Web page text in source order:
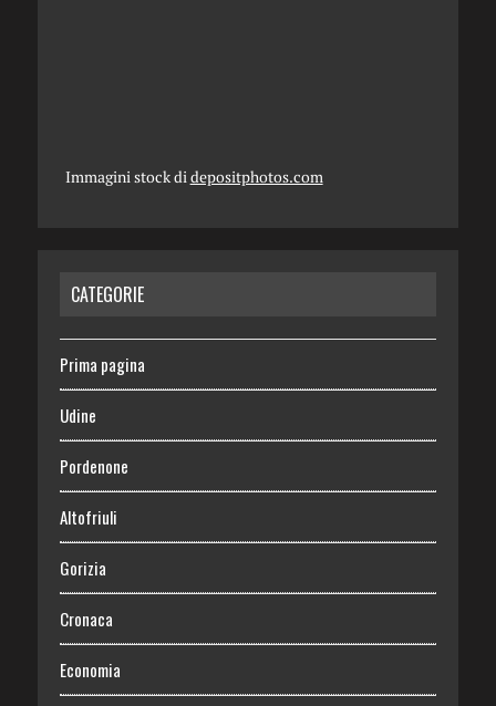
Immagini stock di depositphotos.com
CATEGORIE
Prima pagina
Udine
Pordenone
Altofriuli
Gorizia
Cronaca
Economia